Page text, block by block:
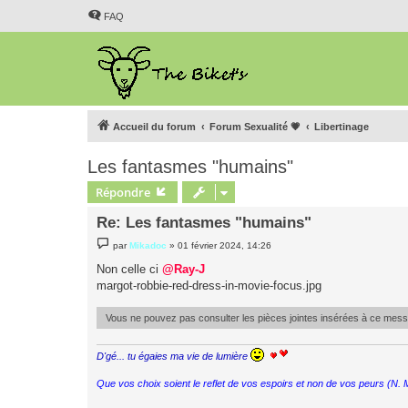
FAQ
Accueil du forum Forum Sexualité 💗 Libertinage
Les fantasmes "humains"
Répondre
Re: Les fantasmes "humains"
e
s
a
e
parMikadoc »01 février 2024, 14:26
Non celle ci @Ray-J
margot-robbie-red-dress-in-movie-focus.jpg
Vous ne pouvez pas consulter les pièces jointes insérées à ce
D'gé... tu égaies ma vie de lumière
Que vos choix soient le reflet de vos espoirs et non de vos peurs (N.